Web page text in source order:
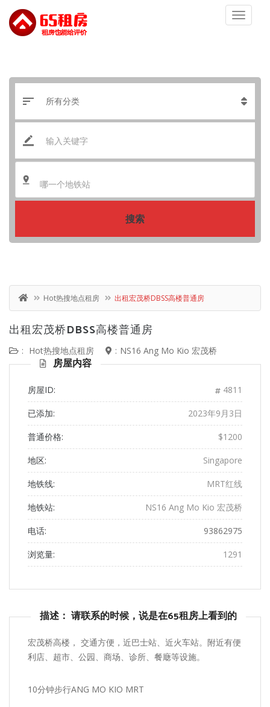
哪一个地铁站
搜索
Hot热搜地点租房 出租宏茂桥DBSS高楼普通房
出租宏茂桥DBSS高楼普通房
: Hot热搜地点租房 : NS16 Ang Mo Kio 宏茂桥
房屋内容
房屋ID: 4811
已添加: 2023年9月3日
普通价格: $1200
地区: Singapore
地铁线: MRT红线
地铁站: NS16 Ang Mo Kio 宏茂桥
电话: 93862975
浏览量: 1291
描述： 请联系的时候，说是在65租房上看到的
宏茂桥高楼， 交通方便，近巴士站、近火车站。附近有便
利店、超市、公园、商场、诊所、餐廰等设施。
10分钟步行ANG MO KIO MRT